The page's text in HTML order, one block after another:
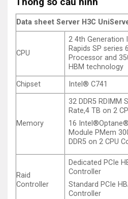
Data sheet Server H3C
CPU
2 4th Generation
Rapids SP series
Processor and
HBM technology
Chipset
Intel® C741
Memory
32 DDR5 RDIMM
Rate,4 TB on 2
16
Module PMem
DDR5 on 2 CPU
Raid
Controller
Dedicated PCIe
Controller
Standard PCIe
Controller